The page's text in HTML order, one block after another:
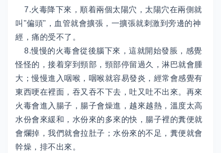
7.火毒降下來，順着兩個太陽穴，太陽穴在兩側就
叫"偏頭"，血管就會擴張，一擴張就刺激到旁邊的神
經，痛的受不了。
8.慢慢的火毒會從後腦下來，這就開始發脹，感覺
怪怪的，接着穿到頸部，頸部停留過久，淋巴就會腫
大；慢慢進入咽喉，咽喉就容易發炎，經常會感覺有
東西哽在裡面，吞又吞不下去，吐又吐不出來。再來
火毒會進入腸子，腸子會燥進，越來越熱，溫度太高
水份會來緩和，水份來的多來的快，腸子裡的糞便就
會爛掉，我們就會拉肚子；水份來的不足，糞便就會
幹燥，排不出來。